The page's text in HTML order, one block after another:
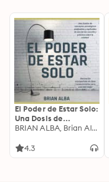
El Poder de Estar Solo:
Una Dosis de
Motivación
Ideas Revolucionarias
BRIAN ALBA, Brian Alba
4.3